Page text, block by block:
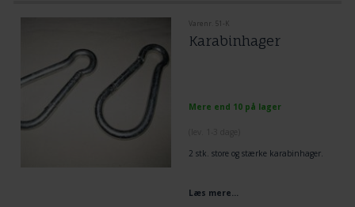
Varenr. 51-K
Karabinhager
Mere end 10 på lager
2 stk. store og stærke karabinhager.
Læs mere...